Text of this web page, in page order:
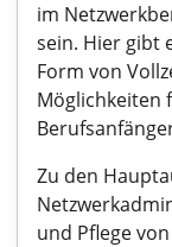
im
sein. Hier gibt
Form von
Möglichkeiten
Zu den
und Pflege